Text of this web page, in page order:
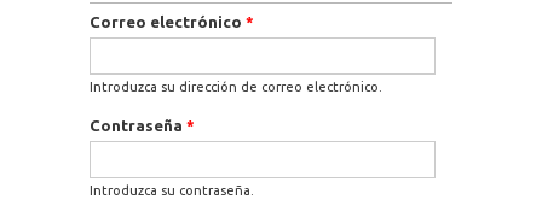
Correo electrónico *
Introduzca su dirección de correo electrónico.
Contraseña *
Introduzca su contraseña.